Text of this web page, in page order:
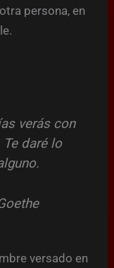
persona, en
verás con
daré lo
versado en